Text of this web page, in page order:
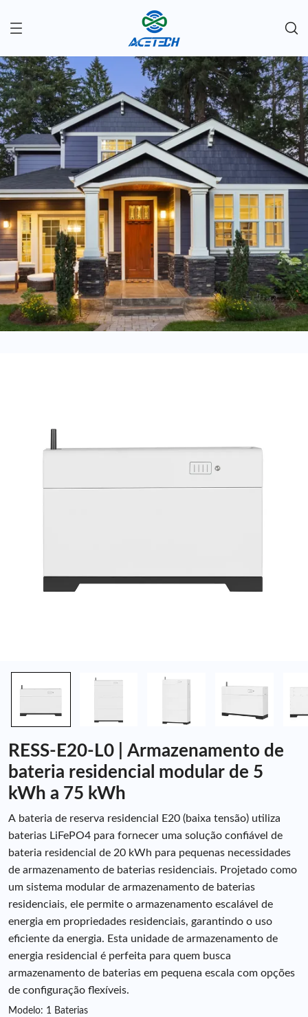
RESS-E20-L0 | Armazenamento de
bateria residencial modular de 5
kWh a 75 kWh
A bateria de reserva residencial E20 (baixa tensão) utiliza
baterias LiFePO4 para fornecer uma solução confiável de
bateria residencial de 20 kWh para pequenas necessidades
de armazenamento de baterias residenciais. Projetado como
um sistema modular de armazenamento de baterias
residenciais, ele permite o armazenamento escalável de
energia em propriedades residenciais, garantindo o uso
eficiente da energia. Esta unidade de armazenamento de
energia residencial é perfeita para quem busca
armazenamento de baterias em pequena escala com opções
de configuração flexíveis.
Modelo: 1 Baterias